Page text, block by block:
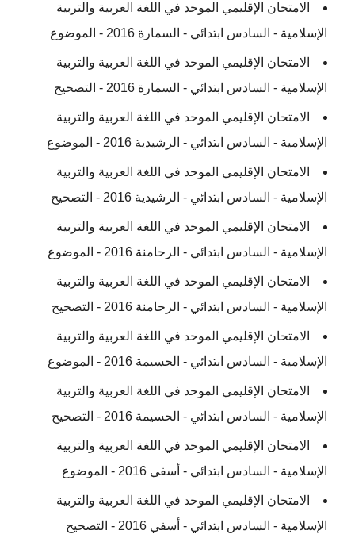
الامتحان الإقليمي الموحد في اللغة العربية والتربية
الإسلامية - السادس ابتدائي - السمارة 2016 - الموضوع
الامتحان الإقليمي الموحد في اللغة العربية والتربية
الإسلامية - السادس ابتدائي - السمارة 2016 - التصحيح
الامتحان الإقليمي الموحد في اللغة العربية والتربية
الإسلامية - السادس ابتدائي - الرشيدية 2016 - الموضوع
الامتحان الإقليمي الموحد في اللغة العربية والتربية
الإسلامية - السادس ابتدائي - الرشيدية 2016 - التصحيح
الامتحان الإقليمي الموحد في اللغة العربية والتربية
الإسلامية - السادس ابتدائي - الرحامنة 2016 - الموضوع
الامتحان الإقليمي الموحد في اللغة العربية والتربية
الإسلامية - السادس ابتدائي - الرحامنة 2016 - التصحيح
الامتحان الإقليمي الموحد في اللغة العربية والتربية
الإسلامية - السادس ابتدائي - الحسيمة 2016 - الموضوع
الامتحان الإقليمي الموحد في اللغة العربية والتربية
الإسلامية - السادس ابتدائي - الحسيمة 2016 - التصحيح
الامتحان الإقليمي الموحد في اللغة العربية والتربية
الإسلامية - السادس ابتدائي - أسفي 2016 - الموضوع
الامتحان الإقليمي الموحد في اللغة العربية والتربية
الإسلامية - السادس ابتدائي - أسفي 2016 - التصحيح